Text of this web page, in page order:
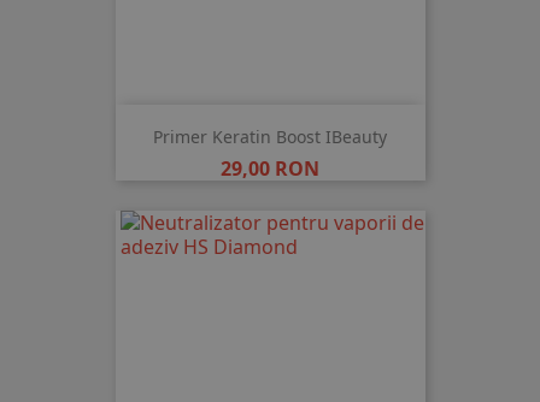
Primer Keratin Boost IBeauty
Pret
29,00 RON